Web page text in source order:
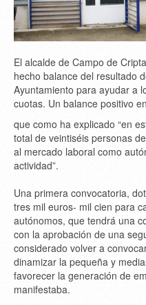
El alcalde de Campo de
hecho balance del resultado
Ayuntamiento para ayudar a
cuotas. Un balance positivo
que como ha explicado “en
total de veintiséis personas
al mercado laboral como
actividad”.
Una primera convocatoria,
tres mil euros- mil cien para
autónomos, que tendrá una
con la aprobación de una
considerado volver a
dinamizar la pequeña y
favorecer la generación de
manifestaba.